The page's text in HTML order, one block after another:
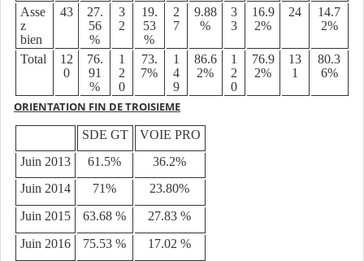
Asse
z
bien
43
27.
56
%
3
2
19.
53
%
2
7
9.88
%
3
3
16.9
2%
24
14.7
2%
Total
12
0
76.
91
%
1
2
0
73.
7%
1
4
9
86.6
2%
1
2
0
76.9
2%
13
1
80.3
6%
ORIENTATION FIN DE TROISIEME
SDE GT
VOIE PRO
Juin 2013
61.5%
36.2%
Juin 2014
71%
23.80%
Juin 2015
63.68 %
27.83 %
Juin 2016
75.53 %
17.02 %